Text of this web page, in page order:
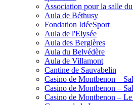
Association pour la salle
Aula de Béthusy
Fondation IdéeSport
Aula de l'Elysée
Aula des Bergières
Aula du Belvédère
Aula de Villamont
Cantine de Sauvabelin
Casino de Montbenon –
Casino de Montbenon –
Casino de Montbenon – Le